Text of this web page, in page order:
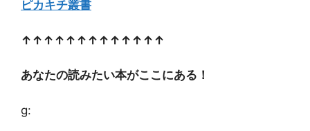
ピカキチ叢書
↑↑↑↑↑↑↑↑↑↑↑↑↑
あなたの読みたい本がここにある！
g: